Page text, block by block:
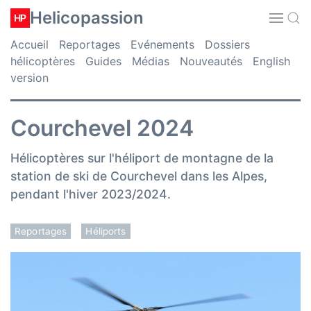
HP Helicopassion
Accueil Reportages Evénements
Dossiers
hélicoptères
Guides Médias Nouveautés
English
version
Courchevel 2024
Hélicoptères sur l'héliport de montagne de la
station de ski de Courchevel dans les Alpes,
pendant l'hiver 2023/2024.
Reportages Héliports